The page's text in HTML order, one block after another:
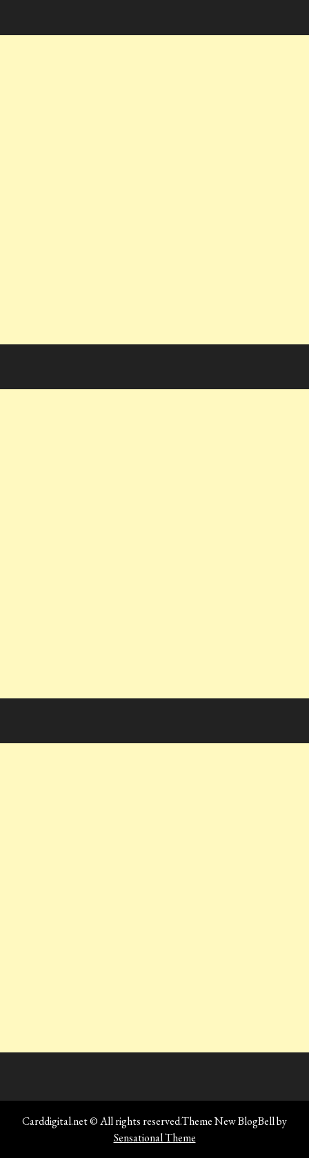
Carddigital.net © All rights reserved.Theme New BlogBell by
Sensational Theme